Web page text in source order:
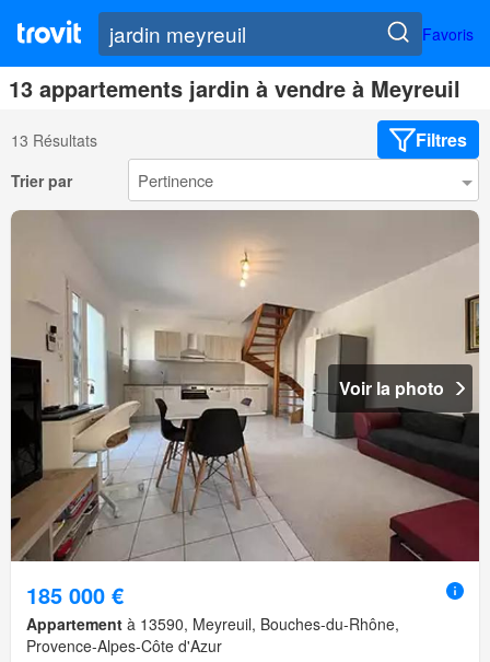
Favoris
13 appartements jardin à vendre à Meyreuil
13 Résultats Filtres
Trier par
Voir la photo
185 000 €
Appartement à 13590, Meyreuil, Bouches-du-Rhône,
Provence-Alpes-Côte d'Azur